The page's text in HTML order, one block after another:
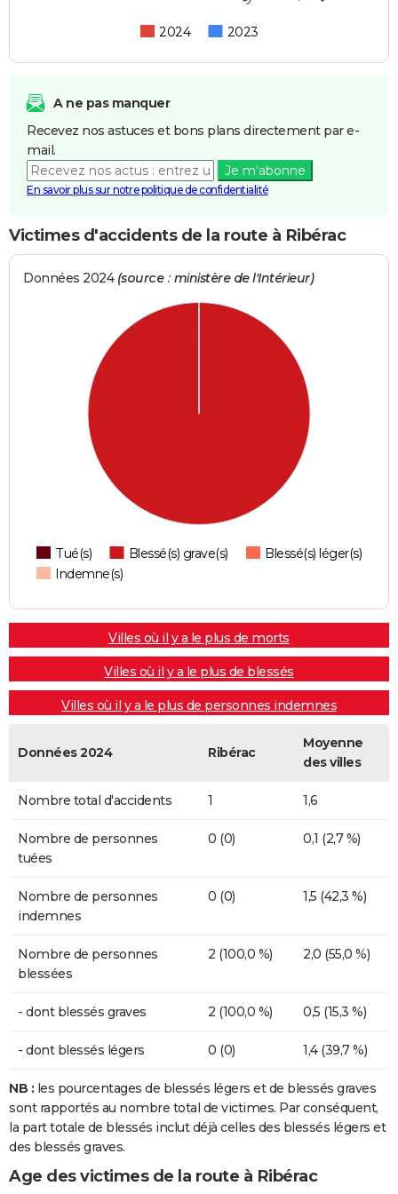
2024 2023
A ne pas manquer
Recevez nos astuces et bons plans directement par e-
mail.
Je m'abonne
En savoir plus sur notre politique de confidentialité
Victimes d'accidents de la route à Ribérac
Données 2024 (source : ministère de l'Intérieur)
Tué(s) Blessé(s) grave(s)
Blessé(s) léger(s)
Indemne(s)
Villes où il y a le plus de morts
Villes où il y a le plus de blessés
Villes où il y a le plus de personnes indemnes
Données 2024 Ribérac
Moyenne
des villes
Nombre total d'accidents 1 1,6
Nombre de personnes
tuées
0 (0) 0,1 (2,7 %)
Nombre de personnes
indemnes
0 (0) 1,5 (42,3 %)
Nombre de personnes
blessées
2 (100,0 %) 2,0 (55,0 %)
- dont blessés graves 2 (100,0 %) 0,5 (15,3 %)
- dont blessés légers 0 (0) 1,4 (39,7 %)
NB : les pourcentages de blessés légers et de blessés graves
sont rapportés au nombre total de victimes. Par conséquent,
la part totale de blessés inclut déjà celles des blessés légers et
des blessés graves.
Age des victimes de la route à Ribérac